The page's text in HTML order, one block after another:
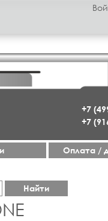
+7
+7
Оплата /
Найти